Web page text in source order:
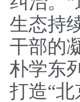
生态持
干部的
朴学东
打造“